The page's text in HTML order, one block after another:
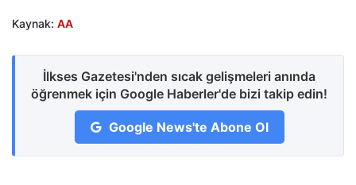
Kaynak: AA
İlkses Gazetesi'nden sıcak gelişmeleri anında
öğrenmek için Google Haberler'de bizi takip edin!
Google News'te Abone Ol